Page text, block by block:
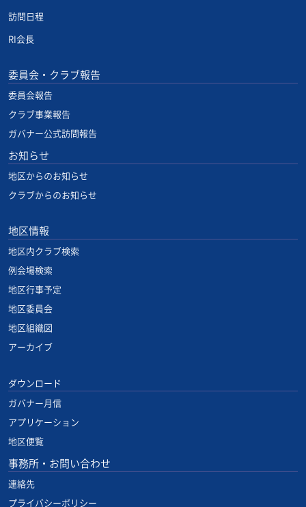
訪問日程
RI会長
委員会・クラブ報告
委員会報告
クラブ事業報告
ガバナー公式訪問報告
お知らせ
地区からのお知らせ
クラブからのお知らせ
地区情報
地区内クラブ検索
例会場検索
地区行事予定
地区委員会
地区組織図
アーカイブ
ダウンロード
ガバナー月信
アプリケーション
地区便覧
事務所・お問い合わせ
連絡先
プライバシーポリシー